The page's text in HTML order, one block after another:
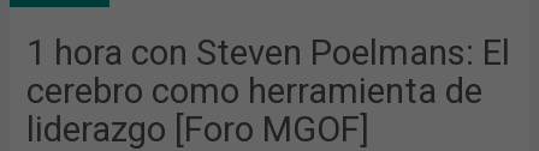
1 hora con Steven Poelmans: El
cerebro como herramienta de
liderazgo [Foro MGOF]
CEREBRO
HERRAMIENTA
DE
LIDERAZGO
[FORO
MGOF]